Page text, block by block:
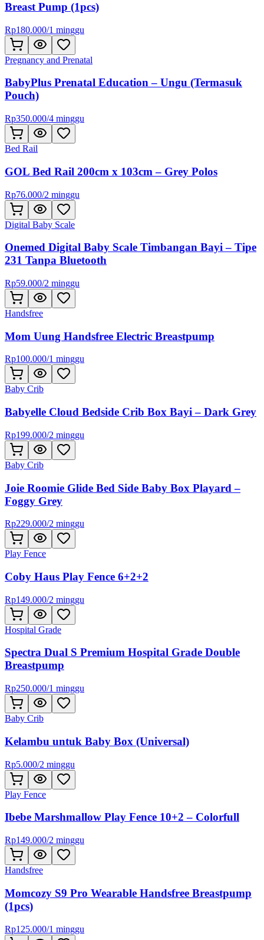
Breast Pump (1pcs)
Rp180.000/1 minggu
Pregnancy and Prenatal
BabyPlus Prenatal Education – Ungu (Termasuk
Pouch)
Rp350.000/4 minggu
Bed Rail
GOL Bed Rail 200cm x 103cm – Grey Polos
Rp76.000/2 minggu
Digital Baby Scale
Onemed Digital Baby Scale Timbangan Bayi – Tipe
231 Tanpa Bluetooth
Rp59.000/2 minggu
Handsfree
Mom Uung Handsfree Electric Breastpump
Rp100.000/1 minggu
Baby Crib
Babyelle Cloud Bedside Crib Box Bayi – Dark Grey
Rp199.000/2 minggu
Baby Crib
Joie Roomie Glide Bed Side Baby Box Playard –
Foggy Grey
Rp229.000/2 minggu
Play Fence
Coby Haus Play Fence 6+2+2
Rp149.000/2 minggu
Hospital Grade
Spectra Dual S Premium Hospital Grade Double
Breastpump
Rp250.000/1 minggu
Baby Crib
Kelambu untuk Baby Box (Universal)
Rp5.000/2 minggu
Play Fence
Ibebe Marshmallow Play Fence 10+2 – Colorfull
Rp149.000/2 minggu
Handsfree
Momcozy S9 Pro Wearable Handsfree Breastpump
(1pcs)
Rp125.000/1 minggu